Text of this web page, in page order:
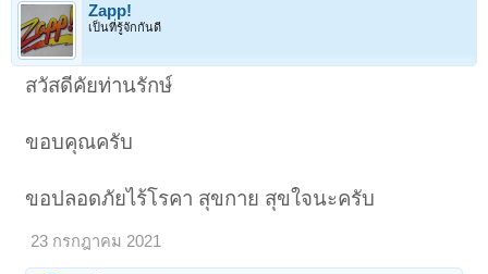
Zapp!
เป็นที่รู้จักกันดี
สวัสดีคัยท่านรักษ์
ขอบคุณครับ
ขอปลอดภัยไร้โรคา สุขกาย สุขใจนะครับ
23 กรกฎาคม 2021